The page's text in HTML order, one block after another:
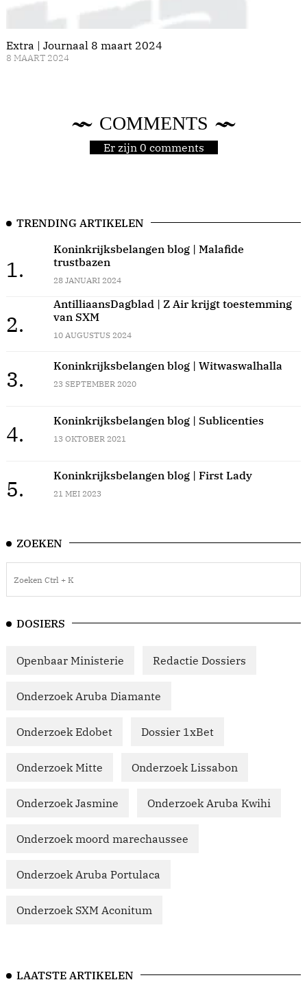
Extra | Journaal 8 maart 2024
8 MAART 2024
COMMENTS
Er zijn 0 comments
TRENDING ARTIKELEN
1.
Koninkrijksbelangen blog | Malafide
trustbazen
28 JANUARI 2024
2.
AntilliaansDagblad | Z Air krijgt toestemming
van SXM
10 AUGUSTUS 2024
3.
Koninkrijksbelangen blog | Witwaswalhalla
23 SEPTEMBER 2020
4.
Koninkrijksbelangen blog | Sublicenties
13 OKTOBER 2021
5.
Koninkrijksbelangen blog | First Lady
21 MEI 2023
ZOEKEN
DOSIERS
Openbaar Ministerie Redactie Dossiers
Onderzoek Aruba Diamante
Onderzoek Edobet Dossier 1xBet
Onderzoek Mitte Onderzoek Lissabon
Onderzoek Jasmine Onderzoek Aruba Kwihi
Onderzoek moord marechaussee
Onderzoek Aruba Portulaca
Onderzoek SXM Aconitum
LAATSTE ARTIKELEN